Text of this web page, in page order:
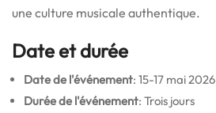
une culture musicale authentique.
Date et durée
Date de l'événement: 15-17 mai 2026
Durée de l'événement: Trois jours